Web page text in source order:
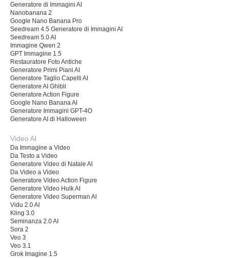
Generatore di Immagini AI
Nanobanana 2
Google Nano Banana Pro
Seedream 4.5 Generatore di Immagini AI
Seedream 5.0 AI
Immagine Qwen 2
GPT Immagine 1.5
Restauratore Foto Antiche
Generatore Primi Piani AI
Generatore Taglio Capelli AI
Generatore AI Ghibli
Generatore Action Figure
Google Nano Banana AI
Generatore Immagini GPT-4O
Generatore AI di Halloween
Video AI
Da Immagine a Video
Da Testo a Video
Generatore Video di Natale AI
Da Video a Video
Generatore Video Action Figure
Generatore Video Hulk AI
Generatore Video Superman AI
Vidu 2.0 AI
Kling 3.0
Seminanza 2.0 AI
Sora 2
Veo 3
Veo 3.1
Grok Imagine 1.5